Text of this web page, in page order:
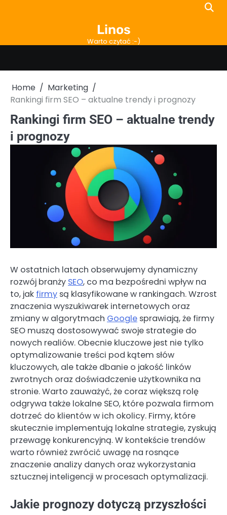
Linos
Warto czytać :-)
Home
Marketing
Rankingi firm SEO – aktualne trendy i prognozy
Rankingi firm SEO – aktualne trendy
i prognozy
W ostatnich latach obserwujemy dynamiczny
rozwój branży SEO, co ma bezpośredni wpływ na
to, jak firmy są klasyfikowane w rankingach. Wzrost
znaczenia wyszukiwarek internetowych oraz
zmiany w algorytmach Google sprawiają, że firmy
SEO muszą dostosowywać swoje strategie do
nowych realiów. Obecnie kluczowe jest nie tylko
optymalizowanie treści pod kątem słów
kluczowych, ale także dbanie o jakość linków
zwrotnych oraz doświadczenie użytkownika na
stronie. Warto zauważyć, że coraz większą rolę
odgrywa także lokalne SEO, które pozwala firmom
dotrzeć do klientów w ich okolicy. Firmy, które
skutecznie implementują lokalne strategie, zyskują
przewagę konkurencyjną. W kontekście trendów
warto również zwrócić uwagę na rosnące
znaczenie analizy danych oraz wykorzystania
sztucznej inteligencji w procesach optymalizacji.
Jakie prognozy dotyczą przyszłości